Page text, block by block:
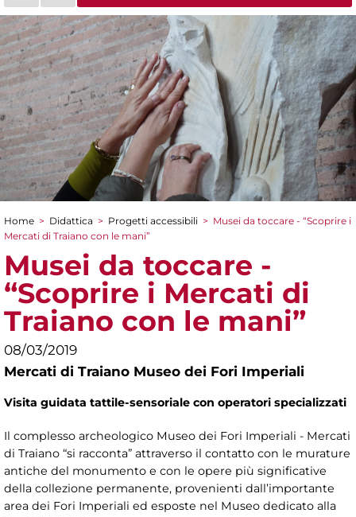
Tu sei qui
Home > Didattica > Progetti accessibili > Musei da toccare - “Scoprire i
Mercati di Traiano con le mani”
Musei da toccare -
“Scoprire i Mercati di
Traiano con le mani”
08/03/2019
Mercati di Traiano Museo dei Fori Imperiali
Visita guidata tattile-sensoriale con operatori specializzati
Il complesso archeologico Museo dei Fori Imperiali - Mercati
di Traiano “si racconta” attraverso il contatto con le murature
antiche del monumento e con le opere più significative
della collezione permanente, provenienti dall’importante
area dei Fori Imperiali ed esposte nel Museo dedicato alla